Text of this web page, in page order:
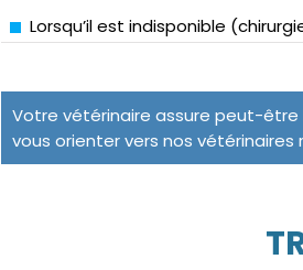
Lorsqu’il est indisponible
Votre vétérinaire assure peut-
vous orienter vers nos vétérinaires